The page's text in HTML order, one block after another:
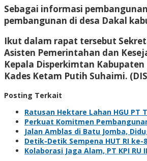
Sebagai informasi
pembangunan di desa Dakal
Ikut dalam rapat tersebut
Asisten Pemerintahan dan
Kepala Disperkimtan
Kades Ketam Putih Suhaimi.
Posting Terkait
Ratusan Hektare Lahan HGU
Perkuat Komitmen
Jalan Amblas di Batu Jomba,
Detik-Detik Sempena HUT RI
Kolaborasi Jaga Alam, PT KPI